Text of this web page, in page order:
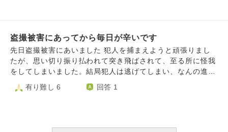
彼は今後も盗撮をしてしまうのでしょうか。 盗撮をする心
理もわからないです。
ったり、、見つけた時は、動悸と手の震えが止まりませんで
した。 この事はずっと誰にも言えずにきたのですが、先日
限界がきてしまい、彼に『もう、盗撮は辞めてほしい、一緒
に更正しよう』と言いました。 だけど彼は逆ギレ状態で、
ったわけではない』と。自分が犯罪を犯した自覚がないの
盗撮被害にあってから毎日が辛いです
先日盗撮被害にあいました 犯人を捕まえようと頑張りまし
たが、思い切り振り払われて突き飛ばされて、至る所に怪我
をしてしまいました。結局犯人は逃げてしまい、なんの進展
もありません。 警察からは 現状では盗撮・傷害ともに被害
届は出せないし、犯人も恐らく特定できないだろうと言われ
有り難し 6 回答 1